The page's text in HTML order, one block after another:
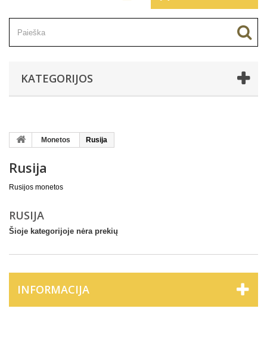
KATEGORIJOS
Monetos Rusija
Rusija
Rusijos monetos
RUSIJA
Šioje kategorijoje nėra prekių
INFORMACIJA